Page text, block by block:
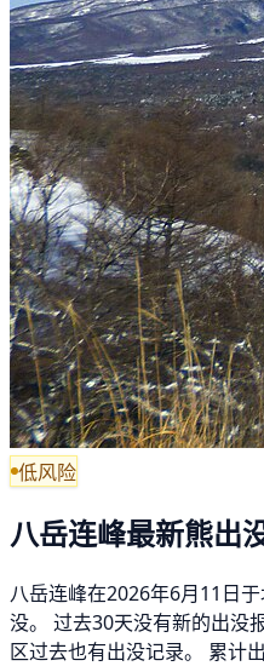
低风险
八岳连峰最新熊出
八岳连峰在2026年6月11日
没。 过去30天没有新的出没
区过去也有出没记录。 累计